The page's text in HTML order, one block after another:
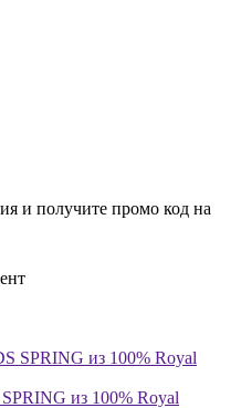
и получите промо код на
из 100% Royal